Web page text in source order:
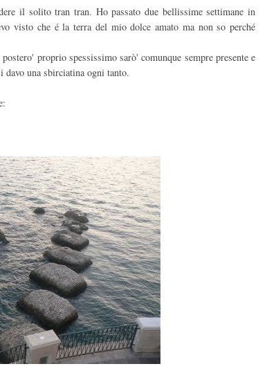
il solito tran tran. Ho passato due bellissime settimane in
visto che é la terra del mio dolce amato ma non so perché
proprio spessissimo sarò' comunque sempre presente e
una sbirciatina ogni tanto.